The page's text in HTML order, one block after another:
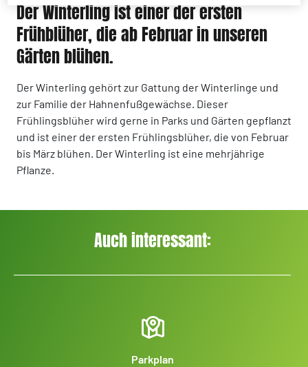
Der Winterling ist einer der ersten
Frühblüher, die ab Februar in unseren
Gärten blühen.
Der Winterling gehört zur Gattung der Winterlinge und
zur Familie der Hahnenfußgewächse. Dieser
Frühlingsblüher wird gerne in Parks und Gärten gepflanzt
und ist einer der ersten Frühlingsblüher, die von Februar
bis März blühen. Der Winterling ist eine mehrjährige
Pflanze.
Auch interessant:
Parkplan